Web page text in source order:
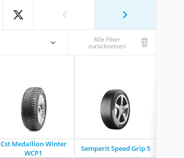
Alle Filter
zurücksetzen
Cst ‎Medallion Winter
WCP1
Semperit Speed Grip 5